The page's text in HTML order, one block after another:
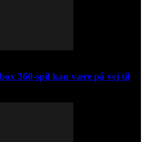
360-spil kan være på vej til